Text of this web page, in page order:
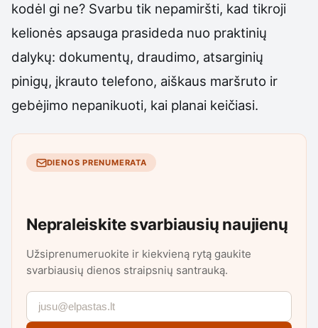
kodėl gi ne? Svarbu tik nepamiršti, kad tikroji
kelionės apsauga prasideda nuo praktinių
dalykų: dokumentų, draudimo, atsarginių
pinigų, įkrauto telefono, aiškaus maršruto ir
gebėjimo nepanikuoti, kai planai keičiasi.
DIENOS PRENUMERATA
Nepraleiskite svarbiausių naujienų
Užsiprenumeruokite ir kiekvieną rytą gaukite
svarbiausių dienos straipsnių santrauką.